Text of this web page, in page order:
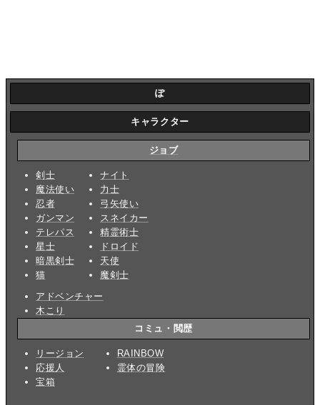
ぽ
キャラクター
ジョブ
剣士
魔法使い
忍者
ガンマン
テレパス
星士
暗黒剣士
猫
ナイト
力士
弓矢使い
スネイカー
精霊術士
ドロイド
天使
魔剣士
アドベンチャー
木こり
コミュ・閲歴
リージョン
応援人
宝箱
RAINBOW
霊体の冒険